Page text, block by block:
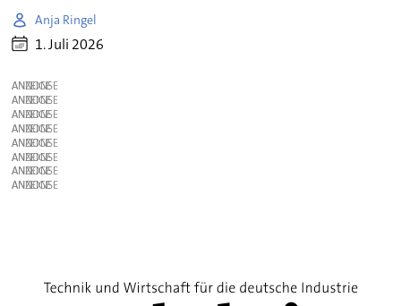
Anja Ringel
1. Juli 2026
ANZEIGE
ANZEIGE
ANZEIGE
ANZEIGE
ANZEIGE
ANZEIGE
ANZEIGE
ANZEIGE